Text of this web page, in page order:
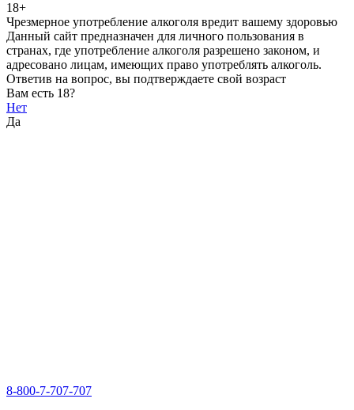
18+
Чрезмерное употребление алкоголя вредит вашему здоровью
Данный сайт предназначен для личного пользования в
странах, где употребление алкоголя разрешено законом, и
адресовано лицам, имеющих право употреблять алкоголь.
Ответив на вопрос, вы подтверждаете свой возраст
Вам есть 18?
Нет
Да
8-800-7-707-707